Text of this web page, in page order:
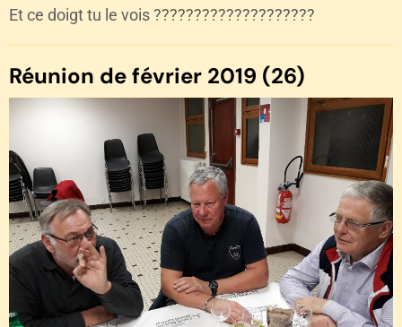
Et ce doigt tu le vois ????????????????????
Réunion de février 2019 (26)